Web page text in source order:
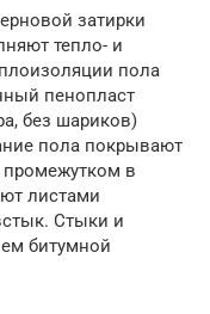
затирки
тепло- и
пола
пенопласт
без шариков)
пола покрывают
в
листами
Стыки и
битумной